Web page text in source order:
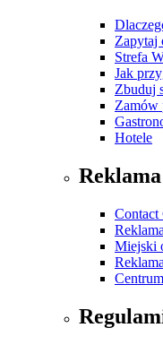
Zapytaj
Strefa
Jak
Zbuduj
Zamów
Hotele
Reklama
Contact
Miejski